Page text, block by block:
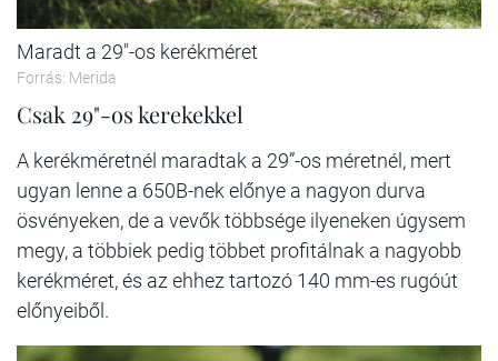
Maradt a 29"-os kerékméret
Forrás: Merida
Csak 29"-os kerekekkel
A kerékméretnél maradtak a 29”-os méretnél, mert
ugyan lenne a 650B-nek előnye a nagyon durva
ösvényeken, de a vevők többsége ilyeneken úgysem
megy, a többiek pedig többet profitálnak a nagyobb
kerékméret, és az ehhez tartozó 140 mm-es rugóút
előnyeiből.